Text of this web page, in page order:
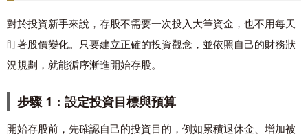
對於投資新手來說，存股不需要一次投入大筆資金，也不用每天
盯著股價變化。只要建立正確的投資觀念，並依照自己的財務狀
況規劃，就能循序漸進開始存股。
步驟 1：設定投資目標與預算
開始存股前，先確認自己的投資目的，例如累積退休金、增加被